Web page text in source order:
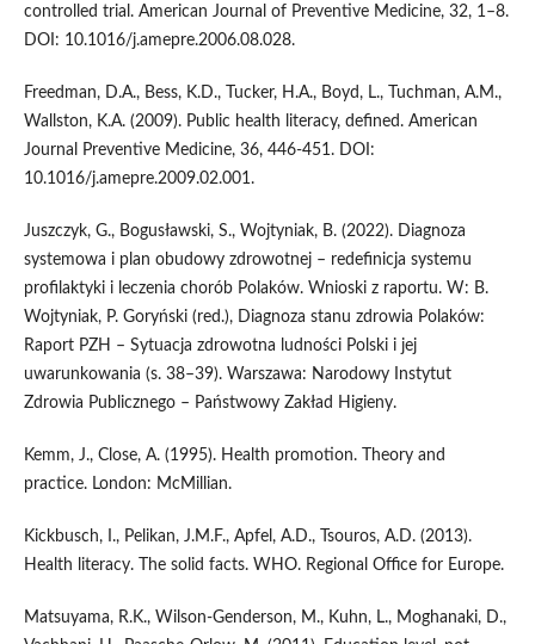
controlled trial. American Journal of Preventive Medicine, 32, 1–8.
DOI: 10.1016/j.amepre.2006.08.028.
Freedman, D.A., Bess, K.D., Tucker, H.A., Boyd, L., Tuchman, A.M.,
Wallston, K.A. (2009). Public health literacy, defined. American
Journal Preventive Medicine, 36, 446-451. DOI:
10.1016/j.amepre.2009.02.001.
Juszczyk, G., Bogusławski, S., Wojtyniak, B. (2022). Diagnoza
systemowa i plan obudowy zdrowotnej – redefinicja systemu
profilaktyki i leczenia chorób Polaków. Wnioski z raportu. W: B.
Wojtyniak, P. Goryński (red.), Diagnoza stanu zdrowia Polaków:
Raport PZH – Sytuacja zdrowotna ludności Polski i jej
uwarunkowania (s. 38–39). Warszawa: Narodowy Instytut
Zdrowia Publicznego – Państwowy Zakład Higieny.
Kemm, J., Close, A. (1995). Health promotion. Theory and
practice. London: McMillian.
Kickbusch, I., Pelikan, J.M.F., Apfel, A.D., Tsouros, A.D. (2013).
Health literacy. The solid facts. WHO. Regional Office for Europe.
Matsuyama, R.K., Wilson-Genderson, M., Kuhn, L., Moghanaki, D.,